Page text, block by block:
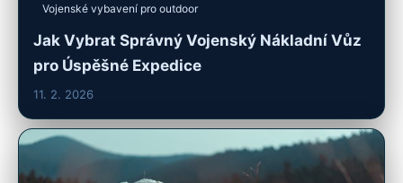
Vojenské vybavení pro outdoor
Jak Vybrat Správný Vojenský Nákladní Vůz
pro Úspěšné Expedice
11. 2. 2026